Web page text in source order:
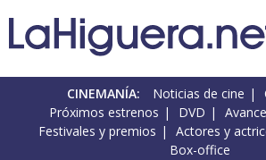
CINEMANÍA: Noticias de cine
Próximos estrenos
DVD
Festivales y premios
Actores y
Box-office